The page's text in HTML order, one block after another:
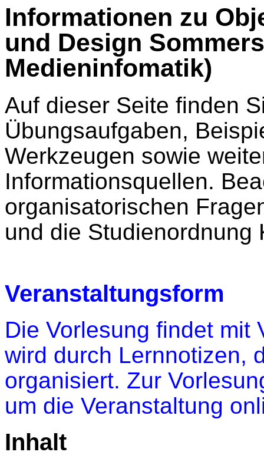
Informationen zu
und Design
Medieninfomatik)
Auf dieser Seite finden
Übungsaufgaben,
Werkzeugen sowie
Informationsquellen.
organisatorischen
und die Studienordnung
Veranstaltungsform
Die Vorlesung findet mit
wird durch Lernnotizen,
organisiert. Zur
um die Veranstaltung
Inhalt